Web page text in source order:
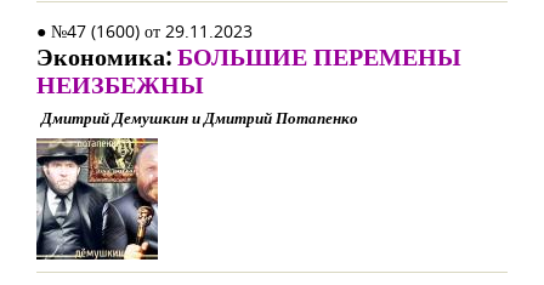
● №47 (1600) от 29.11.2023
Экономика:БОЛЬШИЕ ПЕРЕМЕНЫ
НЕИЗБЕЖНЫ
Дмитрий Демушкин и Дмитрий Потапенко